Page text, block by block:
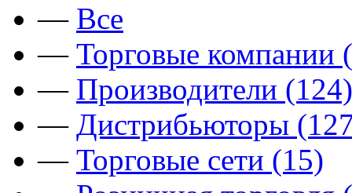
— Все
— Торговые компании
— Производители (124)
— Дистрибьюторы
— Торговые сети (15)